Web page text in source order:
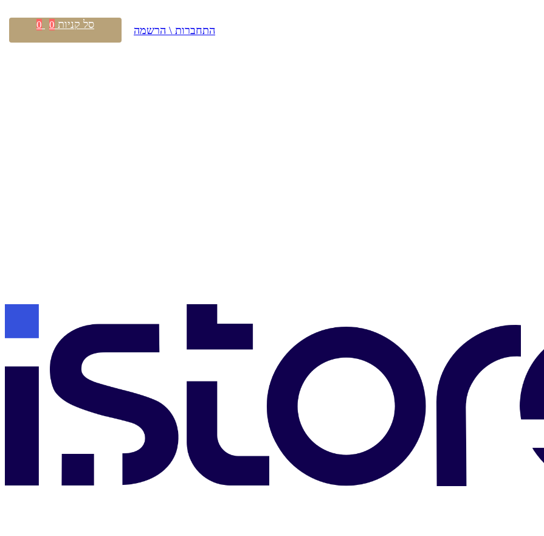
התחברות \ הרשמה סל קניות 0
0